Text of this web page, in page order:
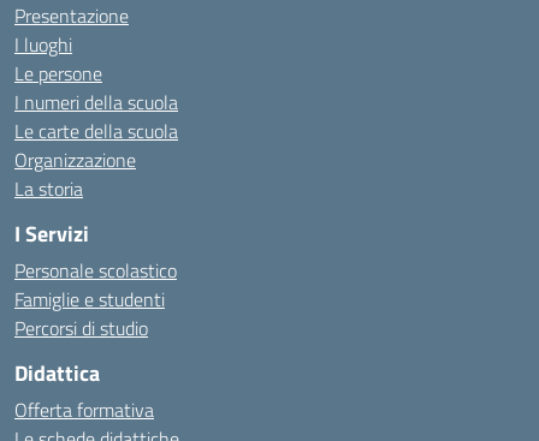
Presentazione
I luoghi
Le persone
I numeri della scuola
Le carte della scuola
Organizzazione
La storia
I Servizi
Personale scolastico
Famiglie e studenti
Percorsi di studio
Didattica
Offerta formativa